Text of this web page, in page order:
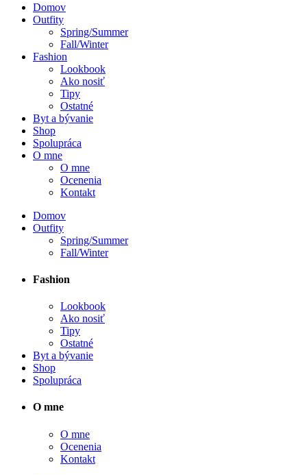
Domov
Outfity
Spring/Summer
Fall/Winter
Fashion
Lookbook
Ako nosiť
Tipy
Ostatné
Byt a bývanie
Shop
Spolupráca
O mne
O mne
Ocenenia
Kontakt
Domov
Outfity
Spring/Summer
Fall/Winter
Fashion
Lookbook
Ako nosiť
Tipy
Ostatné
Byt a bývanie
Shop
Spolupráca
O mne
O mne
Ocenenia
Kontakt